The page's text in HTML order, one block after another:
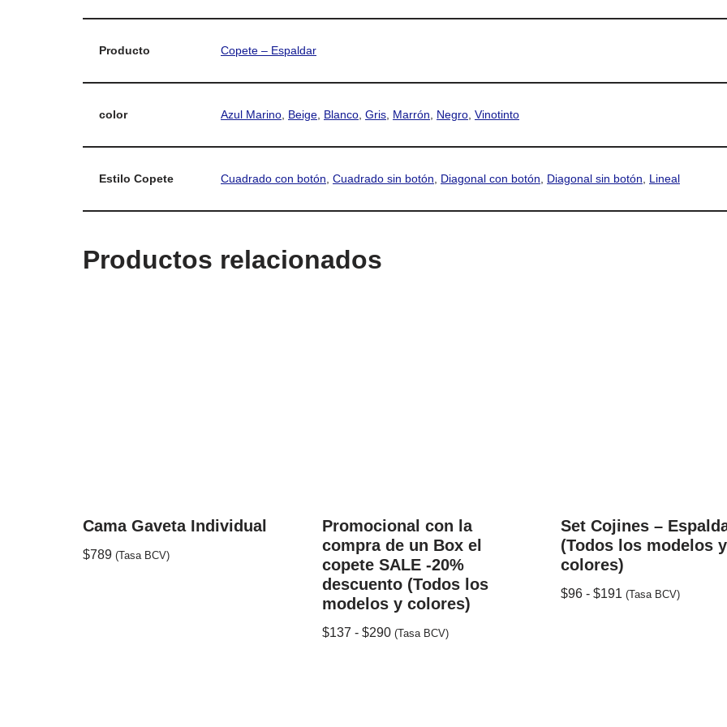
Producto Copete – Espaldar
color Azul Marino Beige Blanco Gris Marrón Negro Vinotinto
Estilo Copete Cuadrado con botón Cuadrado sin botón Diagonal con botón Diagonal sin botón Lineal
Productos relacionados
Cama Gaveta Individual
$789 (Tasa BCV)
Promocional con la
compra de un Box el
copete SALE -20%
descuento (Todos los
modelos y colores)
$137 - $290 (Tasa BCV)
Set Cojines –
(Todos los modelos y
colores)
$96 - $191 (Tasa BCV)